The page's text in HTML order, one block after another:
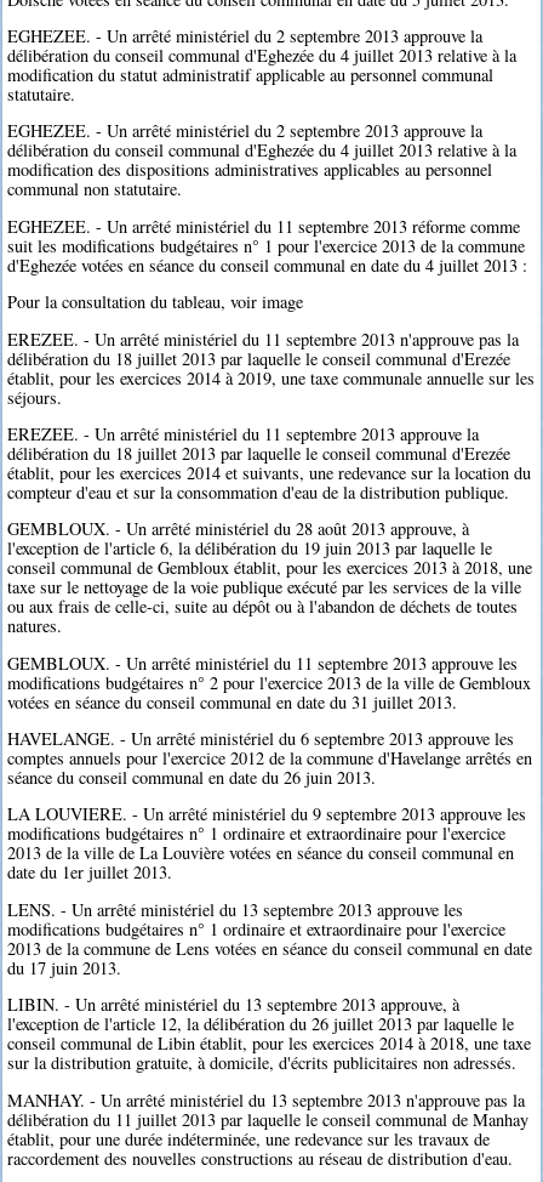
EGHEZEE. - Un arrêté ministériel du 2 septembre 2013 approuve la
délibération du conseil communal d'Eghezée du 4 juillet 2013 relative à la
modification du statut administratif applicable au personnel communal
statutaire.
EGHEZEE. - Un arrêté ministériel du 2 septembre 2013 approuve la
délibération du conseil communal d'Eghezée du 4 juillet 2013 relative à la
modification des dispositions administratives applicables au personnel
communal non statutaire.
EGHEZEE. - Un arrêté ministériel du 11 septembre 2013 réforme comme
suit les modifications budgétaires n° 1 pour l'exercice 2013 de la commune
d'Eghezée votées en séance du conseil communal en date du 4 juillet 2013 :
Pour la consultation du tableau, voir image
EREZEE. - Un arrêté ministériel du 11 septembre 2013 n'approuve pas la
délibération du 18 juillet 2013 par laquelle le conseil communal d'Erezée
établit, pour les exercices 2014 à 2019, une taxe communale annuelle sur les
séjours.
EREZEE. - Un arrêté ministériel du 11 septembre 2013 approuve la
délibération du 18 juillet 2013 par laquelle le conseil communal d'Erezée
établit, pour les exercices 2014 et suivants, une redevance sur la location du
compteur d'eau et sur la consommation d'eau de la distribution publique.
GEMBLOUX. - Un arrêté ministériel du 28 août 2013 approuve, à
l'exception de l'article 6, la délibération du 19 juin 2013 par laquelle le
conseil communal de Gembloux établit, pour les exercices 2013 à 2018, une
taxe sur le nettoyage de la voie publique exécuté par les services de la ville
ou aux frais de celle-ci, suite au dépôt ou à l'abandon de déchets de toutes
natures.
GEMBLOUX. - Un arrêté ministériel du 11 septembre 2013 approuve les
modifications budgétaires n° 2 pour l'exercice 2013 de la ville de Gembloux
votées en séance du conseil communal en date du 31 juillet 2013.
HAVELANGE. - Un arrêté ministériel du 6 septembre 2013 approuve les
comptes annuels pour l'exercice 2012 de la commune d'Havelange arrêtés en
séance du conseil communal en date du 26 juin 2013.
LA LOUVIERE. - Un arrêté ministériel du 9 septembre 2013 approuve les
modifications budgétaires n° 1 ordinaire et extraordinaire pour l'exercice
2013 de la ville de La Louvière votées en séance du conseil communal en
date du 1er juillet 2013.
LENS. - Un arrêté ministériel du 13 septembre 2013 approuve les
modifications budgétaires n° 1 ordinaire et extraordinaire pour l'exercice
2013 de la commune de Lens votées en séance du conseil communal en date
du 17 juin 2013.
LIBIN. - Un arrêté ministériel du 13 septembre 2013 approuve, à
l'exception de l'article 12, la délibération du 26 juillet 2013 par laquelle le
conseil communal de Libin établit, pour les exercices 2014 à 2018, une taxe
sur la distribution gratuite, à domicile, d'écrits publicitaires non adressés.
MANHAY. - Un arrêté ministériel du 13 septembre 2013 n'approuve pas la
délibération du 11 juillet 2013 par laquelle le conseil communal de Manhay
établit, pour une durée indéterminée, une redevance sur les travaux de
raccordement des nouvelles constructions au réseau de distribution d'eau.